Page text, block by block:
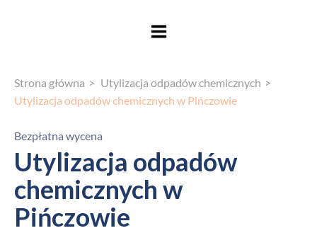
Strona główna
Utylizacja odpadów chemicznych
Utylizacja odpadów chemicznych w Pińczowie
Bezpłatna wycena
Utylizacja odpadów
chemicznych w
Pińczowie